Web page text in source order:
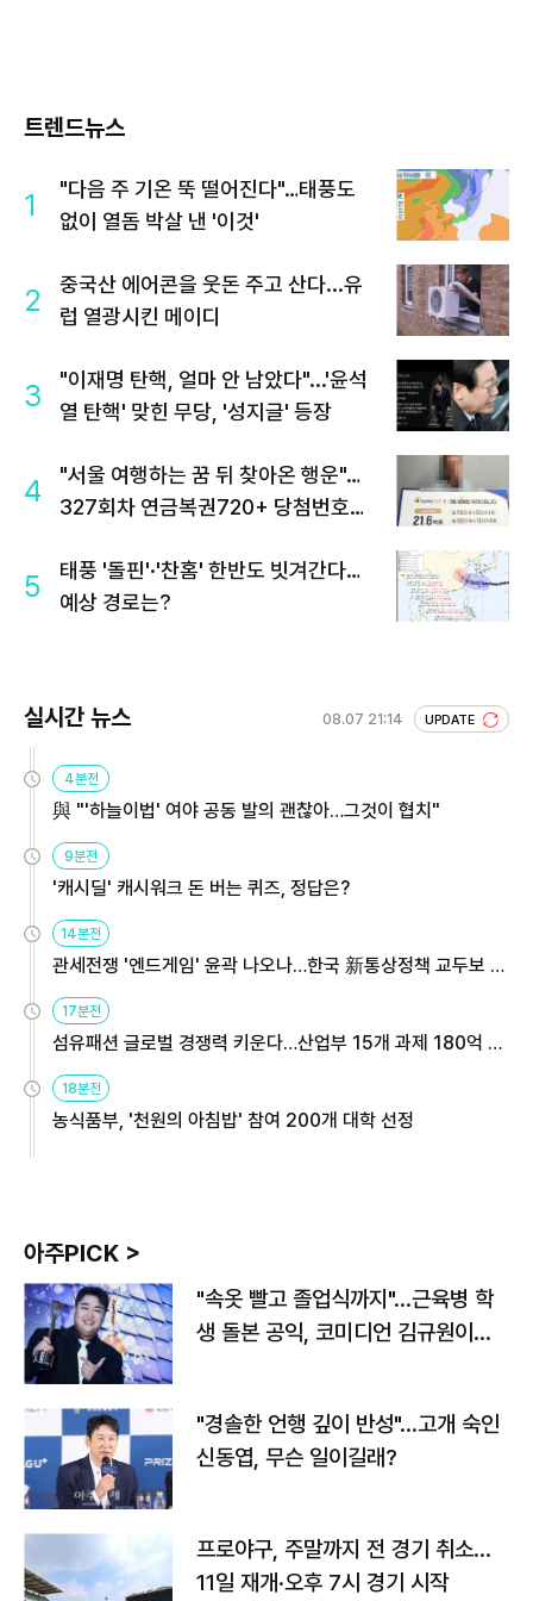
트렌드뉴스
1
"다음 주 기온 뚝 떨어진다"…태풍도
없이 열돔 박살 낸 '이것'
2
중국산 에어콘을 웃돈 주고 산다...유
럽 열광시킨 메이디
3
"이재명 탄핵, 얼마 안 남았다"...'윤석
열 탄핵' 맞힌 무당, '성지글' 등장
4
"서울 여행하는 꿈 뒤 찾아온 행운"…
327회차 연금복권720+ 당첨번호조
5
태풍 '돌핀'·'찬홈' 한반도 빗겨간다…
예상 경로는?
실시간 뉴스 08.07 21:14 UPDATE
4분전
與 "'하늘이법' 여야 공동 발의 괜찮아…그것이 협치"
9분전
'캐시딜' 캐시워크 돈 버는 퀴즈, 정답은?
14분전
관세전쟁 '엔드게임' 윤곽 나오나…한국 新통상정책 교두보 활
용해야
17분전
섬유패션 글로벌 경쟁력 키운다…산업부 15개 과제 180억 지
원
18분전
농식품부, '천원의 아침밥' 참여 200개 대학 선정
아주PICK >
"속옷 빨고 졸업식까지"…근육병 학
생 돌본 공익, 코미디언 김규원이었
"경솔한 언행 깊이 반성"…고개 숙인
신동엽, 무슨 일이길래?
프로야구, 주말까지 전 경기 취소…
11일 재개·오후 7시 경기 시작